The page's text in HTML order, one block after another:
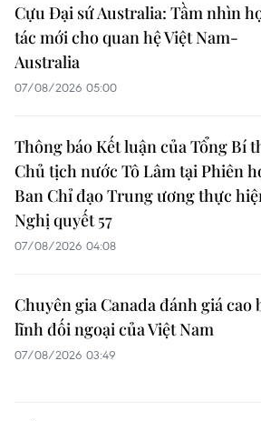
Cựu Đại sứ Australia: Tầm nhìn
tác mới cho quan hệ Việt Nam-
Australia
07/08/2026 05:00
Thông báo Kết luận của Tổng Bí
Chủ tịch nước Tô Lâm tại Phiên
Ban Chỉ đạo Trung ương thực
Nghị quyết 57
07/08/2026 04:08
Chuyên gia Canada đánh giá cao
lĩnh đối ngoại của Việt Nam
07/08/2026 03:49